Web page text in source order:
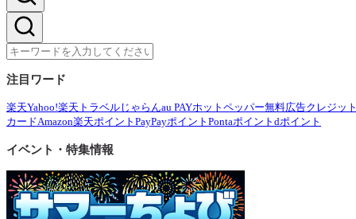
注目ワード
楽天Yahoo!楽天トラベル じゃらんau PAYホットペッパー無料広告クレジッ
カードAmazon楽天ポイント PayPayポイント Pontaポイント dポイント
イベント・特集情報